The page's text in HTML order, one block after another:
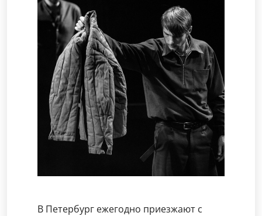
В Петербург ежегодно приезжают с